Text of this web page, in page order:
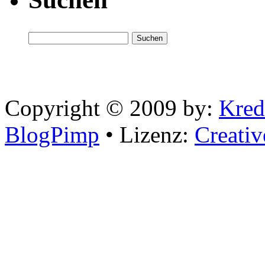
Copyright © 2009 by:
BlogPimp • Lizenz: